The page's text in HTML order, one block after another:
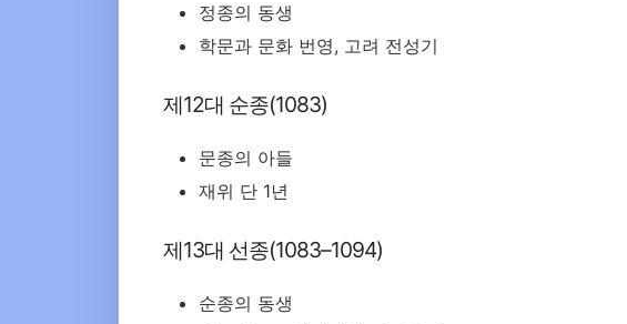
정종의 동생
학문과 문화 번영, 고려 전성기
제12대 순종(1083)
문종의 아들
재위 단 1년
제13대 선종(1083–1094)
순종의 동생